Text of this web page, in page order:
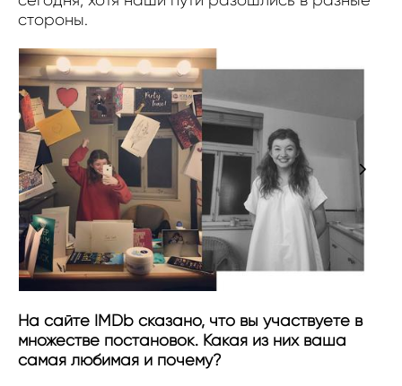
стороны.
На сайте IMDb сказано, что вы участвуете в
множестве постановок. Какая из них ваша
самая любимая и почему?